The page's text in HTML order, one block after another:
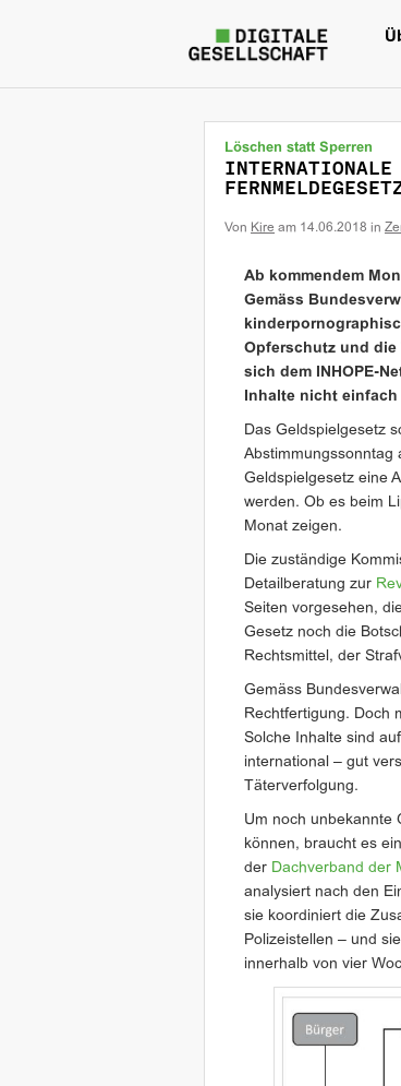
Löschen statt Sperren
Von Kire am 14.06.2018 in
Ab kommendem
Gemäss
Opferschutz und die
sich dem INHOPE-
Inhalte nicht
Das Geldspielgesetz
Abstimmungssonntag
Geldspielgesetz eine
werden. Ob es beim
Monat zeigen.
Die zuständige
Detailberatung zur
Seiten vorgesehen,
Gesetz noch die
Rechtsmittel, der
Gemäss
Rechtfertigung. Doch
Solche Inhalte sind
international – gut
Täterverfolgung.
Um noch unbekannte
können, braucht es
der Dachverband der
analysiert nach den
sie koordiniert die
Polizeistellen – und
innerhalb von vier